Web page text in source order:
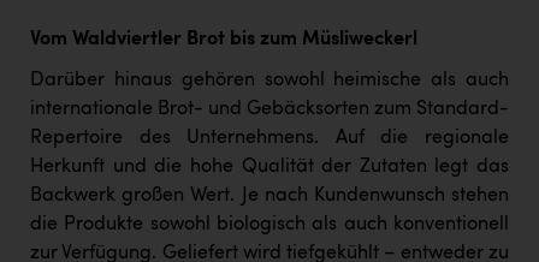
TCL
TGW Logistics
TRAILOMAT & Cycling Austria
VERITAS
Vom Waldviertler Brot bis zum Müsliweckerl
Darüber hinaus gehören sowohl heimische als auch
internationale Brot- und Gebäcksorten zum Standard-
Repertoire des Unternehmens. Auf die regionale
Herkunft und die hohe Qualität der Zutaten legt das
Backwerk großen Wert. Je nach Kundenwunsch stehen
die Produkte sowohl biologisch als auch konventionell
zur Verfügung. Geliefert wird tiefgekühlt – entweder zu